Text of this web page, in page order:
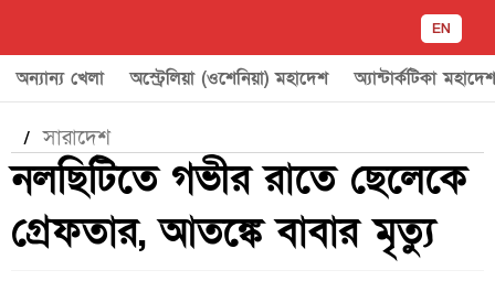
EN
অন্যান্য খেলা অস্ট্রেলিয়া (ওশেনিয়া) মহাদেশ অ্যান্টার্কটিকা মহাদেশ
/সারাদেশ
নলছিটিতে গভীর রাতে ছেলেকে
গ্রেফতার, আতঙ্কে বাবার মৃত্যু